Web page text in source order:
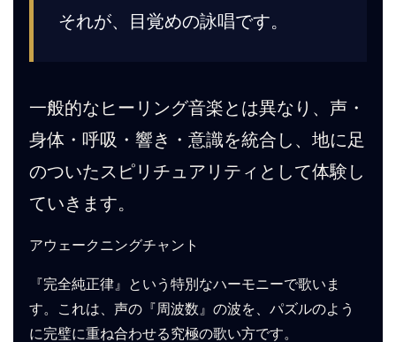
それが、目覚めの詠唱です。
一般的なヒーリング音楽とは異なり、声・
身体・呼吸・響き・意識を統合し、地に足
のついたスピリチュアリティとして体験し
ていきます。
アウェークニングチャント
『完全純正律』という特別なハーモニーで歌いま
す。これは、声の『周波数』の波を、パズルのよう
に完璧に重ね合わせる究極の歌い方です。